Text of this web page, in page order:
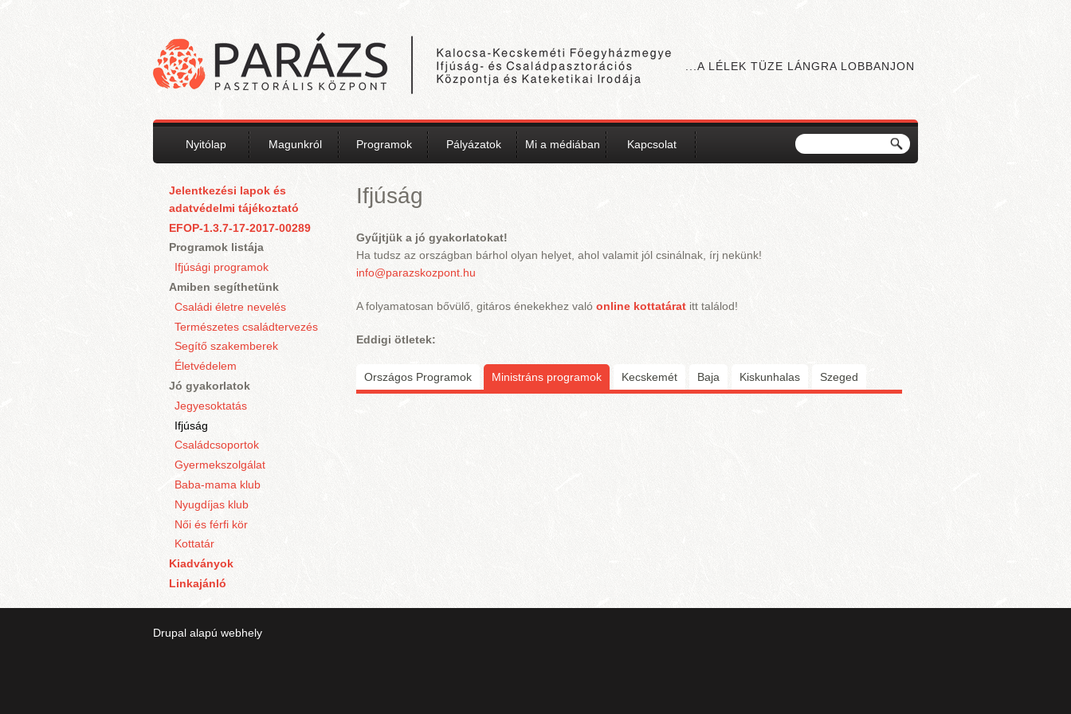
...A LÉLEK TÜZE LÁNGRA LOBBANJON
Nyitólap Magunkról Programok Pályázatok Mi a médiában Kapcsolat Keresés űrlap
Jelentkezési lapok és
adatvédelmi tájékoztató
EFOP-1.3.7-17-2017-00289
Programok listája
Ifjúsági programok
Amiben segíthetünk
Családi életre nevelés
Természetes családtervezés
Segítő szakemberek
Életvédelem
Jó gyakorlatok
Jegyesoktatás
Ifjúság
Családcsoportok
Gyermekszolgálat
Baba-mama klub
Nyugdíjas klub
Női és férfi kör
Kottatár
Kiadványok
Linkajánló
Ifjúság
Gyűjtjük a jó gyakorlatokat!
Ha tudsz az országban bárhol olyan helyet, ahol valamit jól csinálnak, írj nekünk!
info@parazskozpont.hu
A folyamatosan bővülő, gitáros énekekhez való online kottatárat itt találod!
Eddigi ötletek:
Országos Programok Ministráns programok (aktív fül)
Kecskemét Baja Kiskunhalas Szeged
Drupal alapú webhely